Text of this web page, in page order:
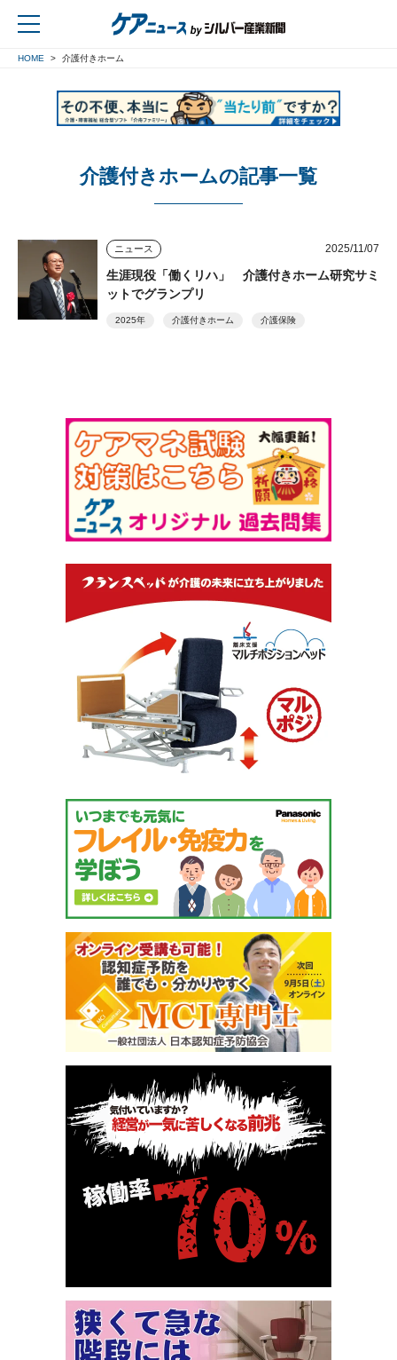
HOME 介護付きホーム
介護付きホームの記事一覧
ニュース 2025/11/07
生涯現役「働くリハ」 介護付きホーム研究サミ
ットでグランプリ
2025年 介護付きホーム 介護保険